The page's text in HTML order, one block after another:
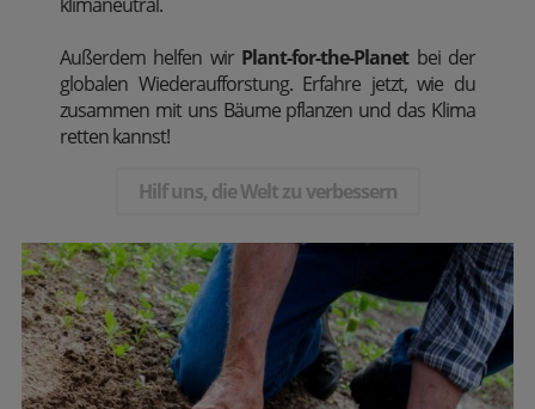
Außerdem helfen wir Plant-for-the-Planetbei der
globalen Wiederaufforstung. Erfahre jetzt, wie du
zusammen mit uns Bäume pflanzen und das Klima
retten kannst!
Hilf uns, die Welt zu verbessern